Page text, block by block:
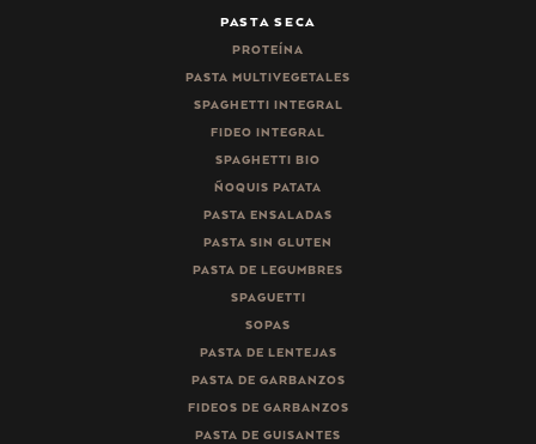
PASTA SECA
PROTEÍNA
PASTA MULTIVEGETALES
SPAGHETTI INTEGRAL
FIDEO INTEGRAL
SPAGHETTI BIO
ÑOQUIS PATATA
PASTA ENSALADAS
PASTA SIN GLUTEN
PASTA DE LEGUMBRES
SPAGUETTI
SOPAS
PASTA DE LENTEJAS
PASTA DE GARBANZOS
FIDEOS DE GARBANZOS
PASTA DE GUISANTES